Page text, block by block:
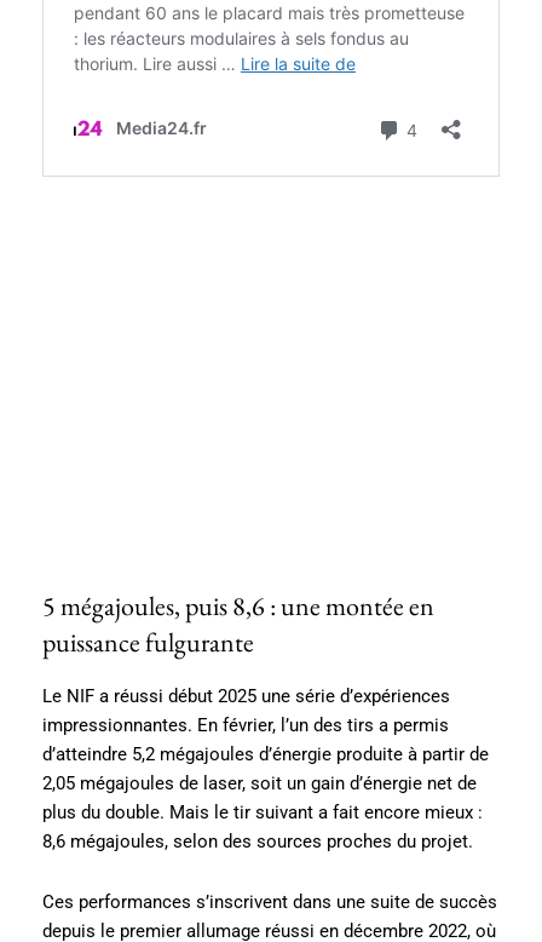
5 mégajoules, puis 8,6 : une montée en
puissance fulgurante
Le NIF a réussi début 2025 une série d’expériences
impressionnantes. En février, l’un des tirs a permis
d’atteindre 5,2 mégajoules d’énergie produite à partir de
2,05 mégajoules de laser, soit un gain d’énergie net de
plus du double. Mais le tir suivant a fait encore mieux :
8,6 mégajoules, selon des sources proches du projet.
Ces performances s’inscrivent dans une suite de succès
depuis le premier allumage réussi en décembre 2022, où